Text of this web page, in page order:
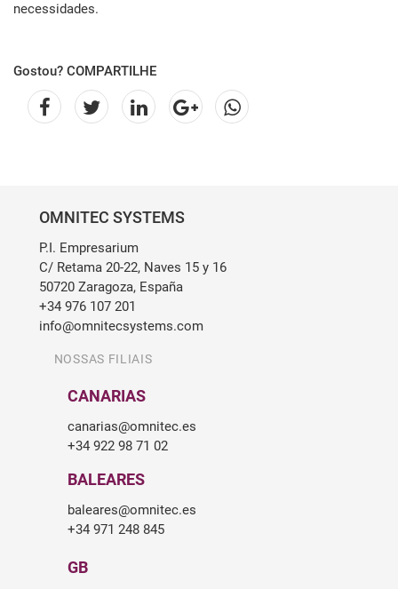
necessidades.
Gostou? COMPARTILHE
OMNITEC SYSTEMS
P.I. Empresarium
C/ Retama 20-22, Naves 15 y 16
50720 Zaragoza, España
+34 976 107 201
info@omnitecsystems.com
NOSSAS FILIAIS
CANARIAS
canarias@omnitec.es
+34 922 98 71 02
BALEARES
baleares@omnitec.es
+34 971 248 845
GB